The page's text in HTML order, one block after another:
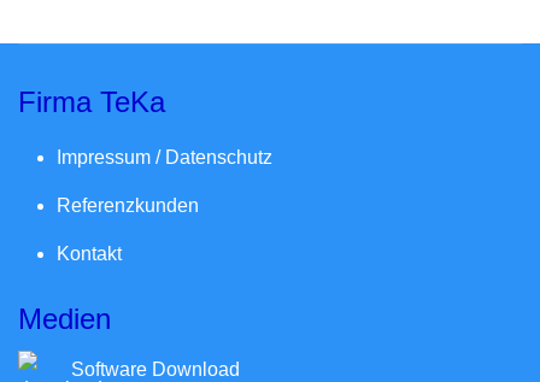
Firma TeKa
Impressum / Datenschutz
Referenzkunden
Kontakt
Medien
Software Download